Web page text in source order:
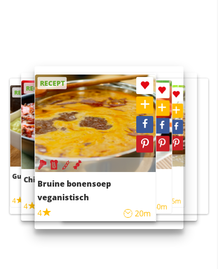
RECEPT
Guacamole
4
RECEPT
Chili con carne
4
RECEPT
Bruine bonensoep
veganistisch
4
20m
RECEPT
Sushi rijstsalade
maaltijdsalade
40m
RECEPT
4 55m